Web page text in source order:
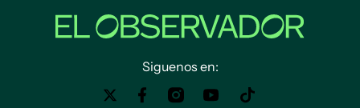
Siguenos en: